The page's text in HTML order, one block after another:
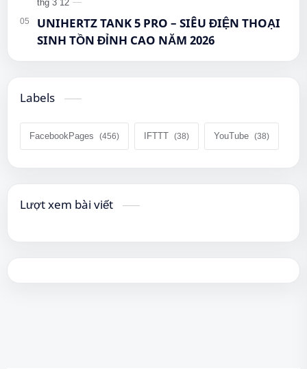
UNIHERTZ TANK 5 PRO – SIÊU ĐIỆN THOẠI
SINH TỒN ĐỈNH CAO NĂM 2026
Labels
FacebookPages IFTTT YouTube
Lượt xem bài viết